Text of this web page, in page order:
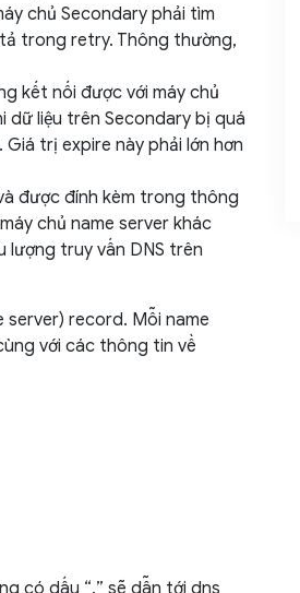
chủ Secondary phải tìm
trong retry. Thông thường,
kết nối được với máy chủ
dữ liệu trên Secondary bị quá
trị expire này phải lớn hơn
được đính kèm trong thông
chủ name server khác
lượng truy vấn DNS trên
record. Mỗi name
với các thông tin về
có dấu “.” sẽ dẫn tới dns